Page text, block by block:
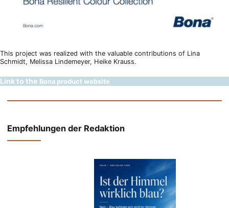
This project was realized with the valuable contributions of Lina
Schmidt, Melissa Lindemeyer, Heike Krauss.
Link to the Bona product website
Empfehlungen der Redaktion